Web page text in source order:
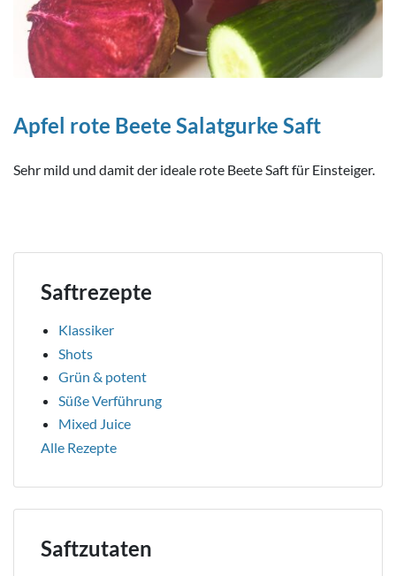
Apfel rote Beete Salatgurke Saft
Sehr mild und damit der ideale rote Beete Saft für Einsteiger.
Saftrezepte
Klassiker
Shots
Grün & potent
Süße Verführung
Mixed Juice
Alle Rezepte
Saftzutaten